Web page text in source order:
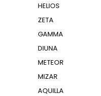
HELIOS
ZETA
GAMMA
DIUNA
METEOR
MIZAR
AQUILLA